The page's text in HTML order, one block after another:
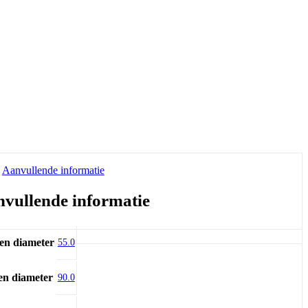
Aanvullende informatie
informatie
diameter 55.0
diameter 90.0